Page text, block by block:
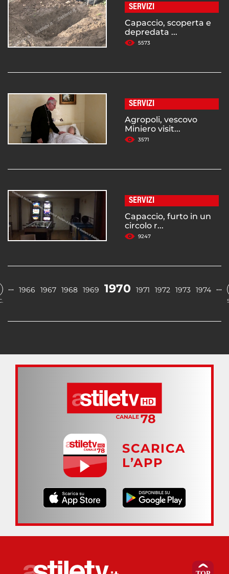
SERVIZI
Capaccio, scoperta e
depredata ...
5573
SERVIZI
Agropoli, vescovo
Miniero visit...
3571
SERVIZI
Capaccio, furto in un
circolo r...
9247
… 1966 1967 1968 1969 1970 1971 1972 1973 1974 …
SCARICA
L’APP